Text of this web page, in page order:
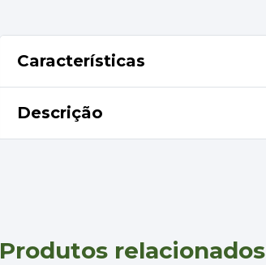
Características
Descrição
Produtos relacionados